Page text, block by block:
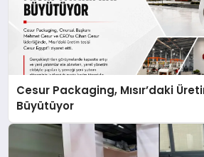
Cesur Packaging, Mısır’daki
Büyütüyor